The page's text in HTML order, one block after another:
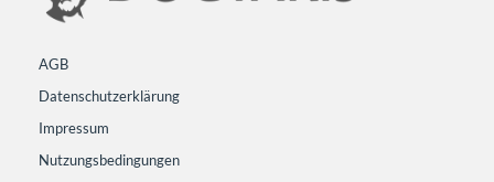
AGB
Datenschutzerklärung
Impressum
Nutzungsbedingungen